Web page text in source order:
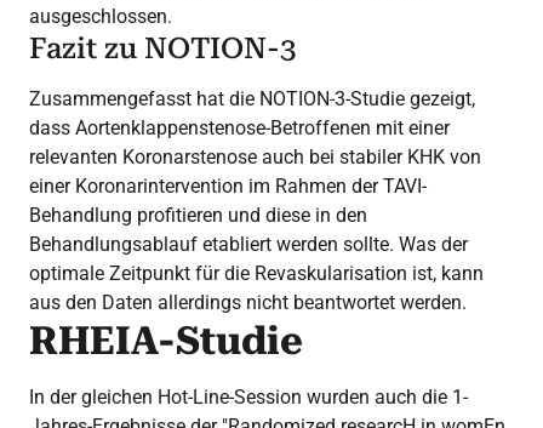
ausgeschlossen.
Fazit zu NOTION-3
Zusammengefasst hat die NOTION-3-Studie gezeigt,
dass Aortenklappenstenose-Betroffenen mit einer
relevanten Koronarstenose auch bei stabiler KHK von
einer Koronarintervention im Rahmen der TAVI-
Behandlung profitieren und diese in den
Behandlungsablauf etabliert werden sollte. Was der
optimale Zeitpunkt für die Revaskularisation ist, kann
aus den Daten allerdings nicht beantwortet werden.
RHEIA-Studie
In der gleichen Hot-Line-Session wurden auch die 1-